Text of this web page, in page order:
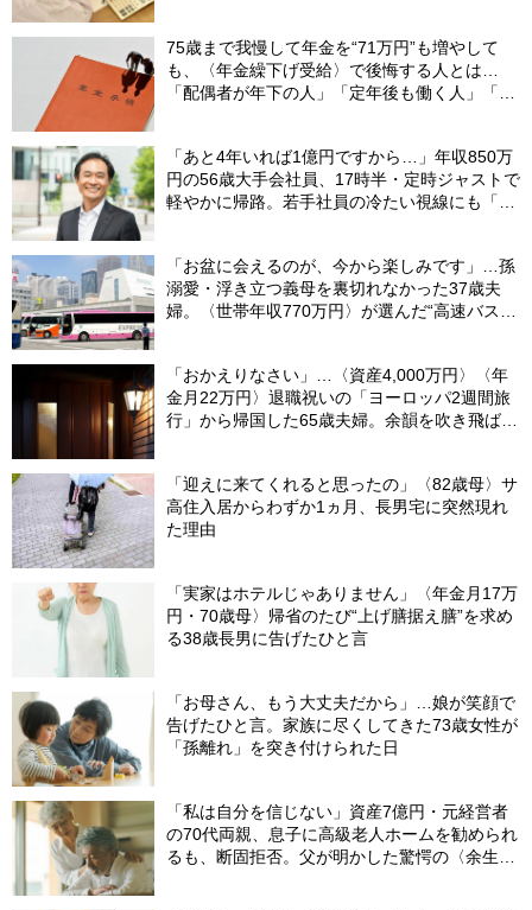
75歳まで我慢して年金を“71万円”も増やして
も、〈年金繰下げ受給〉で後悔する人とは…
「配偶者が年下の人」「定年後も働く人」「特
「あと4年いれば1億円ですから…」年収850万
円の56歳大手会社員、17時半・定時ジャストで
軽やかに帰路。若手社員の冷たい視線にも「だ
「お盆に会えるのが、今から楽しみです」…孫
溺愛・浮き立つ義母を裏切れなかった37歳夫
婦。〈世帯年収770万円〉が選んだ“高速バス帰
「おかえりなさい」…〈資産4,000万円〉〈年
金月22万円〉退職祝いの「ヨーロッパ2週間旅
行」から帰国した65歳夫婦。余韻を吹き飛ばし
「迎えに来てくれると思ったの」〈82歳母〉サ
高住入居からわずか1ヵ月、長男宅に突然現れ
た理由
「実家はホテルじゃありません」〈年金月17万
円・70歳母〉帰省のたび“上げ膳据え膳”を求め
る38歳長男に告げたひと言
「お母さん、もう大丈夫だから」…娘が笑顔で
告げたひと言。家族に尽くしてきた73歳女性が
「孫離れ」を突き付けられた日
「私は自分を信じない」資産7億円・元経営者
の70代両親、息子に高級老人ホームを勧められ
るも、断固拒否。父が明かした驚愕の〈余生計